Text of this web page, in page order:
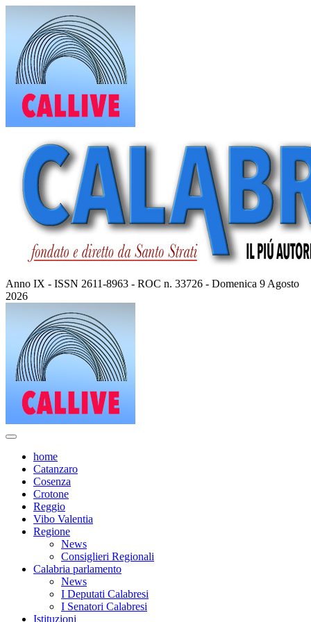
contenuto
Anno IX - ISSN 2611-8963 - ROC n. 33726 - Domenica 9 Agosto
2026
home
Catanzaro
Cosenza
Crotone
Reggio
Vibo Valentia
Regione
News
Consiglieri Regionali
Calabria parlamento
News
I Deputati Calabresi
I Senatori Calabresi
Istituzioni